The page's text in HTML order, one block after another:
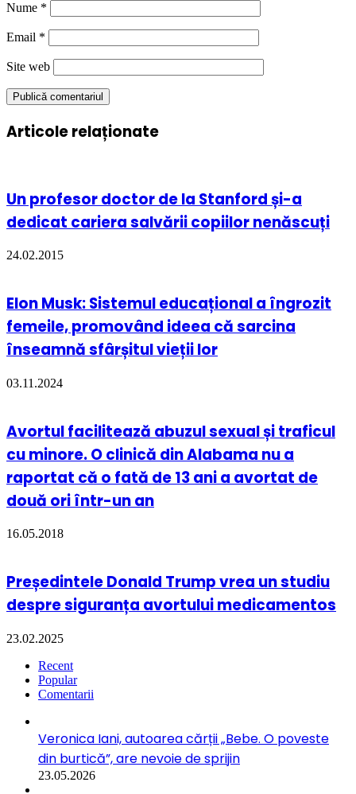
Nume *
Email *
Site web
Articole relaționate
Un profesor doctor de la Stanford și-a
dedicat cariera salvării copiilor nenăscuți
24.02.2015
Elon Musk: Sistemul educațional a îngrozit
femeile, promovând ideea că sarcina
înseamnă sfârșitul vieții lor
03.11.2024
Avortul facilitează abuzul sexual și traficul
cu minore. O clinică din Alabama nu a
raportat că o fată de 13 ani a avortat de
două ori într-un an
16.05.2018
Președintele Donald Trump vrea un studiu
despre siguranța avortului medicamentos
23.02.2025
Recent
Popular
Comentarii
Veronica Iani, autoarea cărții „Bebe. O poveste
din burtică”, are nevoie de sprijin
23.05.2026